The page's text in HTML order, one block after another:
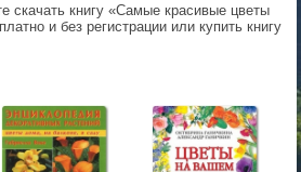
скачать книгу «Самые красивые цветы
и без регистрации или купить книгу